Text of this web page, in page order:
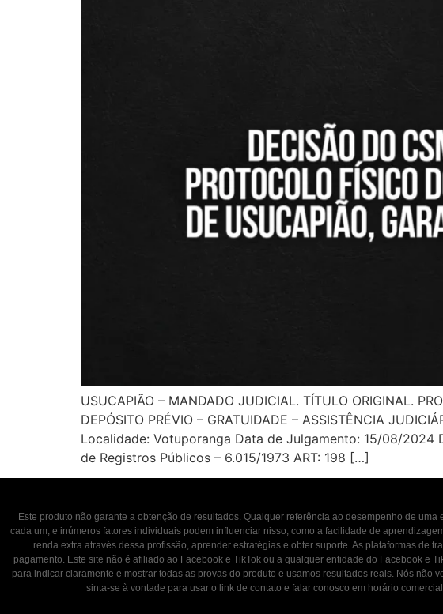
USUCAPIÃO – MANDADO JUDICIAL. TÍTULO ORIGINAL.
DEPÓSITO PRÉVIO – GRATUIDADE – ASSISTÊNCIA
Localidade: Votuporanga Data de Julgamento: 15/08/2024
de Registros Públicos – 6.015/1973 ART: 198 […]
Este produto não garante a obtenção de resultados. Qualquer referência ao desempenho de
cada um, e inúmeros fatores individuais podem influenciar nisso, como a facilidade de
renda extra através dessa profissão, aprender estratégias e obter suporte. As plataformas de
pagamento. Este site não é afiliado ao Facebook e TikTok ou a qualquer entidade do Facebook e
para indicar claramente e mostrar todas as provas do produto e usamos resultados reais. Nós
sinta-se à vontade para usar o link de contato e falar conosco em horário